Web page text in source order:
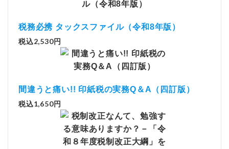
税務必携 タックスファイル（令和8年版）
税込2,530円
間違うと痛い!! 印紙税の実務Q＆A（四訂版）
税込1,650円